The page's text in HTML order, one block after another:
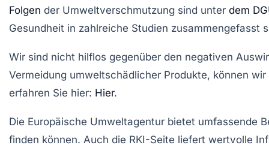
Folgen der Umweltverschmutzung sind unter dem
Gesundheit in zahlreiche Studien zusammengefasst
Wir sind nicht hilflos gegenüber den negativen
Vermeidung umweltschädlicher Produkte, können
erfahren Sie hier: Hier.
Die Europäische Umweltagentur bietet umfassende
finden können. Auch die RKI-Seite liefert wertvolle